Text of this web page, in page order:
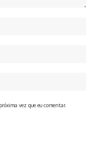
vez que eu comentar.